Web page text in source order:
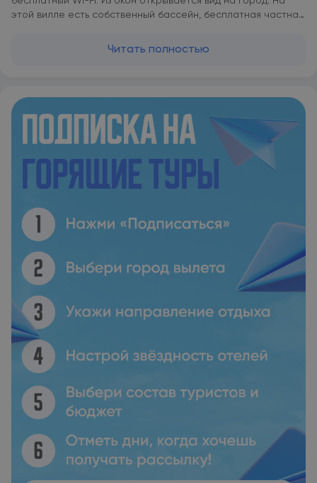
этой вилле есть собственный бассейн, бесплатная частная
гостей этой виллы с кондиционером несколько спален (3),
предоставляются полотенца и постельное белье. Гости
Villa Muse могут посетить гидромассажную ванну. Villa Muse
располагается на расстоянии 1,6 км и 5,3 км
соответственно от таких достопримечательностей, как
Пляж Хавания и Озеро Вулисмени. Международный
аэропорт Ираклион «Никос Казандзакис» находится в 59 км.
Читать полностью